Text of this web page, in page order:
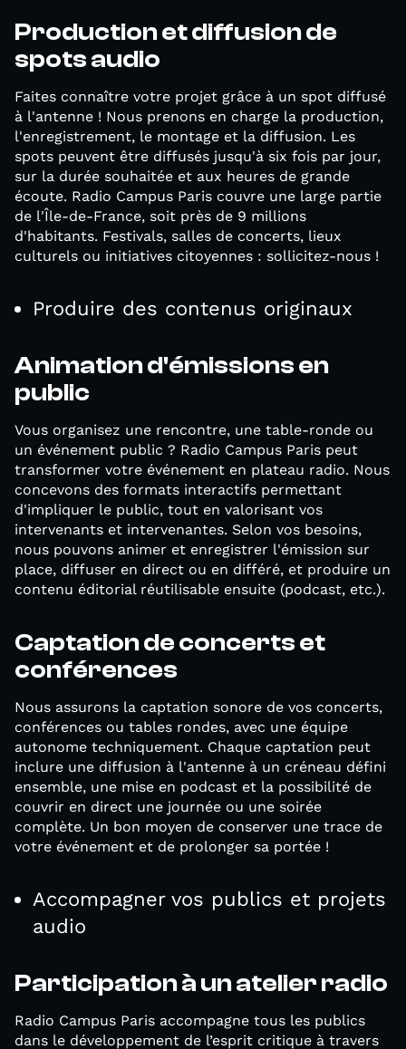
Production et diffusion de
spots audio
Faites connaître votre projet grâce à un spot diffusé
à l'antenne ! Nous prenons en charge la production,
l'enregistrement, le montage et la diffusion. Les
spots peuvent être diffusés jusqu'à six fois par jour,
sur la durée souhaitée et aux heures de grande
écoute. Radio Campus Paris couvre une large partie
de l'Île-de-France, soit près de 9 millions
d'habitants. Festivals, salles de concerts, lieux
culturels ou initiatives citoyennes : sollicitez-nous !
Produire des contenus originaux
Animation d'émissions en
public
Vous organisez une rencontre, une table-ronde ou
un événement public ? Radio Campus Paris peut
transformer votre événement en plateau radio. Nous
concevons des formats interactifs permettant
d'impliquer le public, tout en valorisant vos
intervenants et intervenantes. Selon vos besoins,
nous pouvons animer et enregistrer l'émission sur
place, diffuser en direct ou en différé, et produire un
contenu éditorial réutilisable ensuite (podcast, etc.).
Captation de concerts et
conférences
Nous assurons la captation sonore de vos concerts,
conférences ou tables rondes, avec une équipe
autonome techniquement. Chaque captation peut
inclure une diffusion à l'antenne à un créneau défini
ensemble, une mise en podcast et la possibilité de
couvrir en direct une journée ou une soirée
complète. Un bon moyen de conserver une trace de
votre événement et de prolonger sa portée !
Accompagner vos publics et projets
audio
Participation à un atelier radio
Radio Campus Paris accompagne tous les publics
dans le développement de l’esprit critique à travers